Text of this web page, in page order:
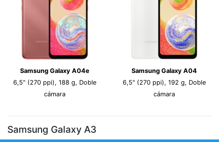
Samsung Galaxy A04e
6,5" (270 ppi), 188 g, Doble
cámara
Samsung Galaxy A04
6,5" (270 ppi), 192 g, Doble
cámara
Samsung Galaxy A3